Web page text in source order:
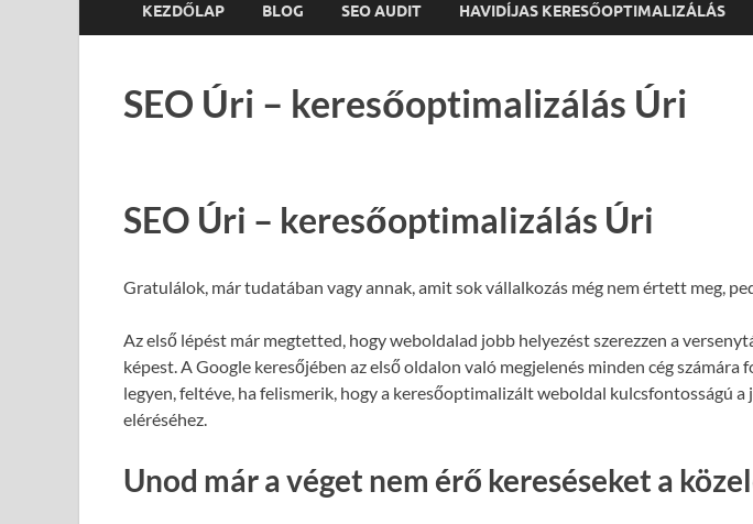
KEZDŐLAP BLOG SEO AUDIT HAVIDÍJAS KERESŐOPTIMALIZÁLÁS
SEO Úri – keresőoptimalizálás Úri
SEO Úri – keresőoptimalizálás Úri
Gratulálok, már tudatában vagy annak, amit sok vállalkozás még nem értett meg,
Az első lépést már megtetted, hogy weboldalad jobb helyezést szerezzen a
képest. A Google keresőjében az első oldalon való megjelenés minden cég számára
legyen, feltéve, ha felismerik, hogy a keresőoptimalizált weboldal kulcsfontosságú a
eléréséhez.
Unod már a véget nem érő kereséseket a